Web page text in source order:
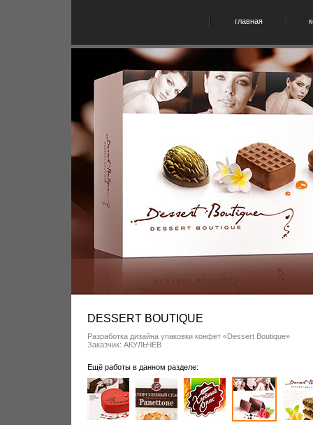
главная
DESSERT BOUTIQUE
Разработка дизайна упаковки конфет «Dessert Boutique»
Заказчик: АКУЛЬЧЕВ
Ещё работы в данном разделе: